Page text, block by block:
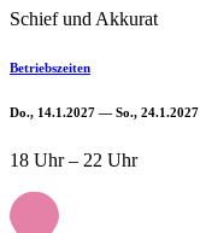
Schief und Akkurat
Betriebszeiten
Do., 14.1.2027 — So., 24.1.2027
18 Uhr – 22 Uhr